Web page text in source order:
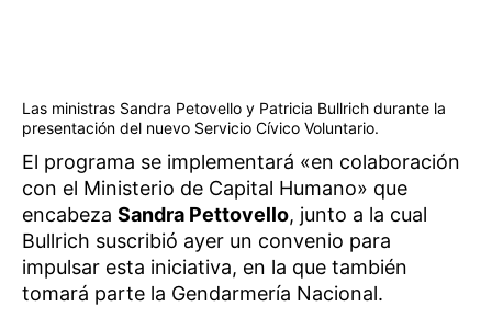
Las ministras Sandra Petovello y Patricia Bullrich durante la
presentación del nuevo Servicio Cívico Voluntario.
El programa se implementará «en colaboración
con el Ministerio de Capital Humano» que
encabeza Sandra Pettovello, junto a la cual
Bullrich suscribió ayer un convenio para
impulsar esta iniciativa, en la que también
tomará parte la Gendarmería Nacional.